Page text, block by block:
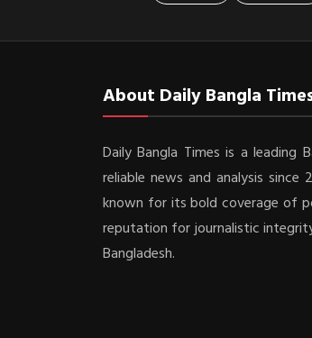
About Daily Bangla
Daily Bangla Times is a leading
reliable news and analysis since
known for its bold coverage of
reputation for journalistic
Bangladesh.